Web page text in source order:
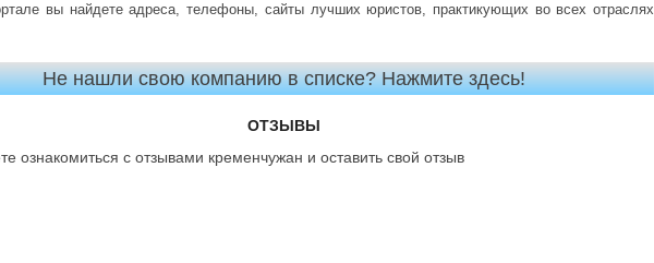
вы найдете адреса, телефоны, сайты лучших юристов, практикующих во всех отраслях
Не нашли свою компанию в списке? Нажмите здесь!
ОТЗЫВЫ
ознакомиться с отзывами кременчужан и оставить свой отзыв